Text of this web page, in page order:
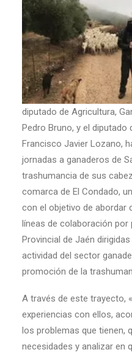
diputado de Agricultura,
Pedro Bruno, y el
Francisco Javier Lozano,
jornadas a ganaderos de
trashumancia de sus
comarca de El Condado,
con el objetivo de abordar
líneas de colaboración por
Provincial de Jaén
actividad del sector
promoción de la
A través de este trayecto,
experiencias con ellos,
los problemas que tienen,
necesidades y analizar en